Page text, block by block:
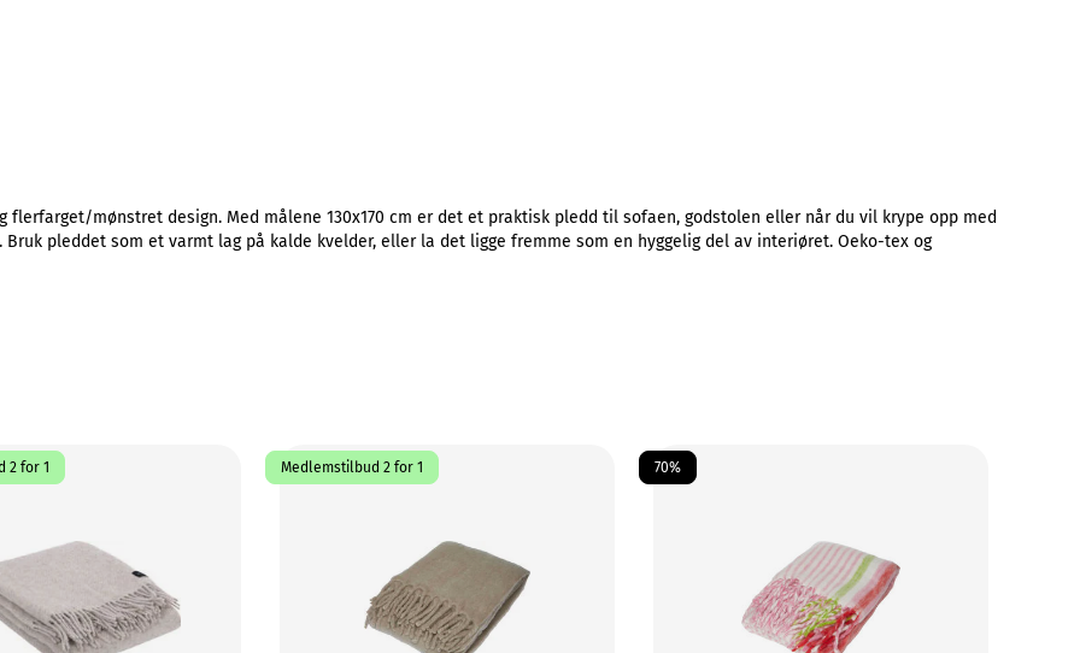
flerfarget/mønstret design. Med målene 130x170 cm er det et praktisk pledd til sofaen, godstolen eller når du vil krype opp med
pleddet som et varmt lag på kalde kvelder, eller la det ligge fremme som en hyggelig del av interiøret. Oeko-tex og
2 for 1 Medlemstilbud 2 for 1 70%